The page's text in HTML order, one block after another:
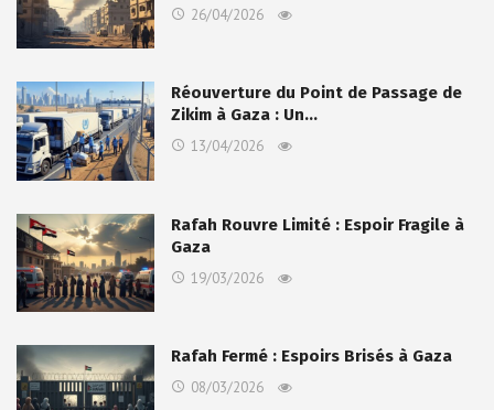
26/04/2026
Réouverture du Point de Passage de
Zikim à Gaza : Un…
13/04/2026
Rafah Rouvre Limité : Espoir Fragile à
Gaza
19/03/2026
Rafah Fermé : Espoirs Brisés à Gaza
08/03/2026